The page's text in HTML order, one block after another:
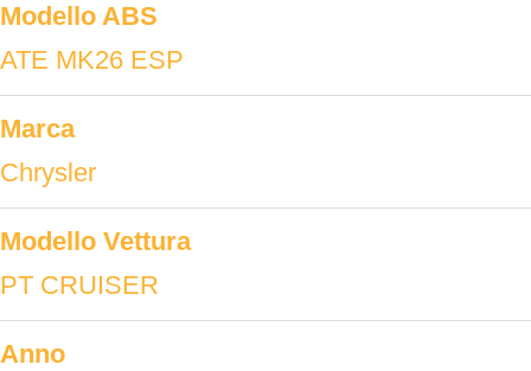
Modello ABS
ATE MK26 ESP
Marca
Chrysler
Modello Vettura
PT CRUISER
Anno